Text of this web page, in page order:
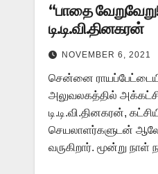
“பாதை
டி.டி.வி.தினகரன்
NOVEMBER 6, 2021
சென்னை
அலுவலகத்தில்
டி.டி.வி.தினகரன்,
செயலாளர்களுடன்
வருகிறார். மூன்று